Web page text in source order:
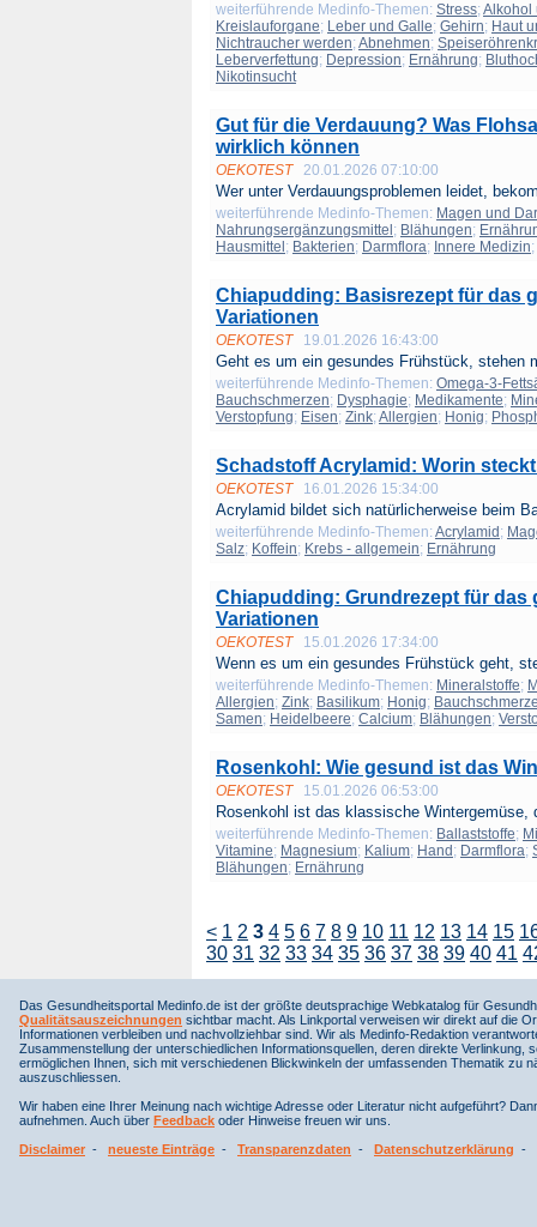
weiterführende Medinfo-Themen: Stress; Alkohol
Kreislauforgane; Leber und Galle; Gehirn; Haut
Nichtraucher werden; Abnehmen;
Leberverfettung; Depression; Ernährung;
Nikotinsucht
Gut für die Verdauung? Was
wirklich können
OEKOTEST 20.01.2026 07:10:00
Wer unter Verdauungsproblemen leidet,
weiterführende Medinfo-Themen: Magen und
Nahrungsergänzungsmittel ; Blähungen;
Hausmittel ; Bakterien; Darmflora; Innere Medizin;
Chiapudding: Basisrezept für das
Variationen
OEKOTEST 19.01.2026 16:43:00
Geht es um ein gesundes Frühstück, stehen
weiterführende Medinfo-Themen: Omega-3-
Bauchschmerzen; Dysphagie; Medikamente;
Verstopfung; Eisen; Zink; Allergien; Honig;
Schadstoff Acrylamid: Worin
OEKOTEST 16.01.2026 15:34:00
Acrylamid bildet sich natürlicherweise beim
weiterführende Medinfo-Themen: Acrylamid ;
Salz; Koffein; Krebs - allgemein; Ernährung
Chiapudding: Grundrezept für das
Variationen
OEKOTEST 15.01.2026 17:34:00
Wenn es um ein gesundes Frühstück geht,
weiterführende Medinfo-Themen: Mineralstoffe;
Allergien; Zink; Basilikum; Honig;
Samen; Heidelbeere; Calcium; Blähungen;
Rosenkohl: Wie gesund ist das
OEKOTEST 15.01.2026 06:53:00
Rosenkohl ist das klassische Wintergemüse,
weiterführende Medinfo-Themen: Ballaststoffe;
Vitamine; Magnesium; Kalium; Hand ; Darmflora;
Blähungen; Ernährung
< 1 2 3 4 5 6 7 8 9 10 11 12 13 14 15
30 31 32 33 34 35 36 37 38 39 40 41
Das Gesundheitsportal Medinfo.de ist der größte deutsprachige Webkatalog für
Qualitätsauszeichnungen sichtbar macht. Als Linkportal verweisen wir direkt auf die
Informationen verbleiben und nachvollziehbar sind. Wir als Medinfo-Redaktion
Zusammenstellung der unterschiedlichen Informationsquellen, deren direkte
ermöglichen Ihnen, sich mit verschiedenen Blickwinkeln der umfassenden Thematik
auszuschliessen.
Wir haben eine Ihrer Meinung nach wichtige Adresse oder Literatur nicht aufgeführt?
aufnehmen. Auch über Feedback oder Hinweise freuen wir uns.
Disclaimer - neueste Einträge - Transparenzdaten - Datenschutzerklärung -